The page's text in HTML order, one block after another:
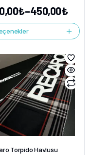
₺–450,00₺
Torpido Havlusu